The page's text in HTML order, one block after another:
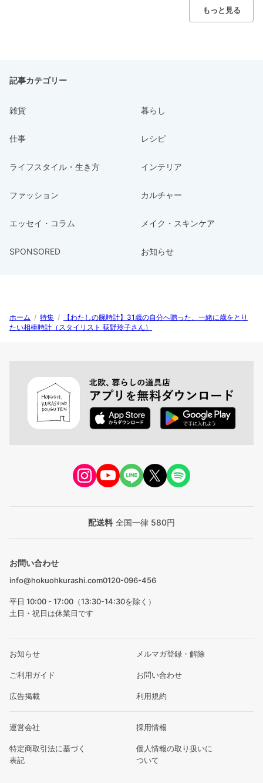
もっと見る
記事カテゴリー
雑貨 暮らし
仕事 レシピ
ライフスタイル・生き方 インテリア
ファッション カルチャー
エッセイ・コラム メイク・スキンケア
SPONSORED お知らせ
ホーム / 特集 /
【わたしの腕時計】31歳の自分へ贈った、一緒に歳をとり
たい相棒時計（スタイリスト 荻野玲子さん）
配送料 全国一律 580円
お問い合わせ
info@hokuohkurashi.com0120-096-456
平日 10:00 - 17:00（13:30-14:30を除く）
土日・祝日は休業日です
お知らせ メルマガ登録・解除
ご利用ガイド お問い合わせ
広告掲載 利用規約
運営会社 採用情報
特定商取引法に基づく
表記
個人情報の取り扱いに
ついて